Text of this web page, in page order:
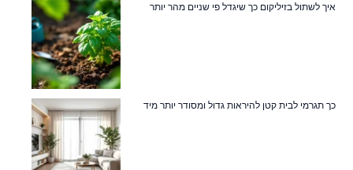
איך לשתול בזיליקום כך שיגדל פי שניים מהר יותר
כך תגרמי לבית קטן להיראות גדול ומסודר יותר מיד